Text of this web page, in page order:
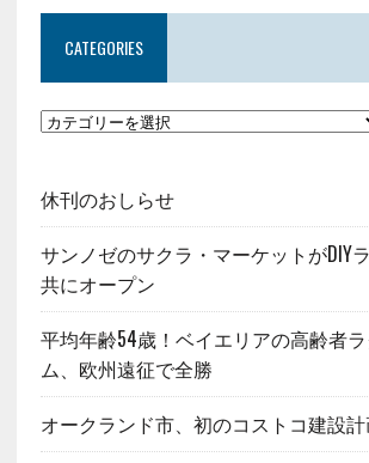
CATEGORIES
休刊のおしらせ
サンノゼのサクラ・マーケットがDIY
共にオープン
平均年齢54歳！ベイエリアの高齢者
ム、欧州遠征で全勝
オークランド市、初のコストコ建設